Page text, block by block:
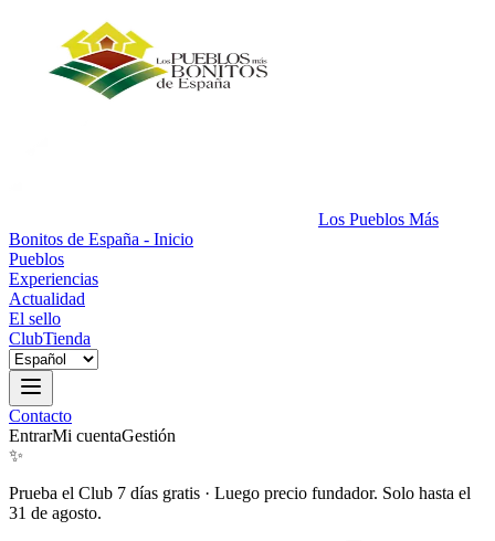
Los Pueblos Más
Bonitos de España - Inicio
Pueblos
Experiencias
Actualidad
El sello
ClubTienda
Contacto
EntrarMi cuentaGestión
✨
Prueba el Club 7 días gratis · Luego precio fundador. Solo hasta el
31 de agosto.